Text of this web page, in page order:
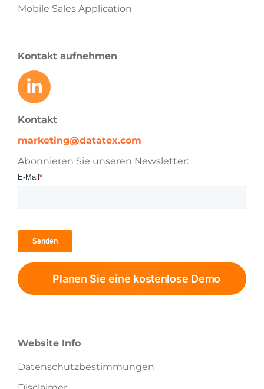
Mobile Sales Application
Kontakt aufnehmen
Kontakt
marketing@datatex.com
Abonnieren Sie unseren Newsletter:
Planen Sie eine kostenlose Demo
Website Info
Datenschutzbestimmungen